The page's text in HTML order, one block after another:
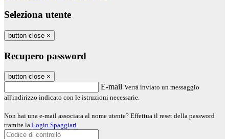
Seleziona utente
button close ×
Recupero password
button close ×
E-mail Verrà inviato un messaggio
all'indirizzo indicato con le istruzioni necessarie.
Non hai una e-mail associata al nome utente? Effettua il reset della password
tramite la Login Spaggiari